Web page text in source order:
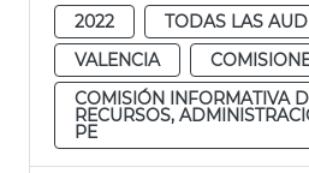
2022
TODAS LAS
VALENCIA
COMISIÓN INFORMATIVA
RECURSOS,
PE